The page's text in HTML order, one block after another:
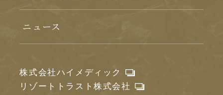
ニュース
株式会社ハイメディック
リゾートトラスト株式会社